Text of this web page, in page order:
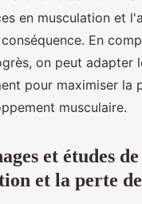
en musculation et
En
on peut adapter
pour maximiser la
musculaire.
et études
et la perte